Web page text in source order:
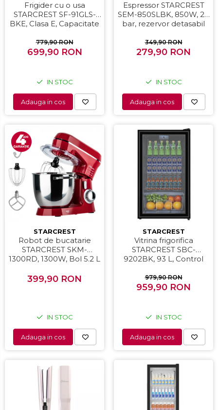
Frigider cu o usa
STARCREST SF-91GLS-
BKE, Clasa E, Capacitate
H 83 cm, Sticla Neagra
779,90 RON
699,90 RON
IN STOC
Adauga in cos
Espressor STARCREST
SEM-850SLBK, 850W, 20
bar, rezervor detasabil
filtru dublu din inox,
Negru/Inox
349,90 RON
279,90 RON
IN STOC
Adauga in cos
STARCREST
Robot de bucatarie
STARCREST SKM-
1300RD, 1300W, Bol 5.2 L
Viteze + Pulse, Angrenaje
metalice, Rosu
399,90 RON
IN STOC
Adauga in cos
STARCREST
Vitrina frigorifica
STARCREST SBC-
9202BK, 93 L, Control
H 83.2 cm, Negru
979,90 RON
959,90 RON
IN STOC
Adauga in cos